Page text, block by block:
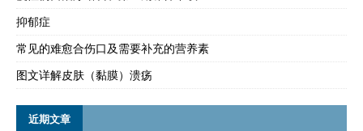
抑郁症
常见的难愈合伤口及需要补充的营养素
图文详解皮肤（黏膜）溃疡
近期文章